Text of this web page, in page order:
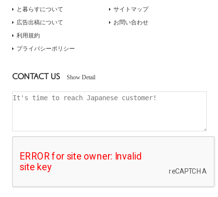
と暮らすについて
広告出稿について
サイトマップ
お問い合わせ
利用規約
プライバシーポリシー
CONTACT US Show Detail